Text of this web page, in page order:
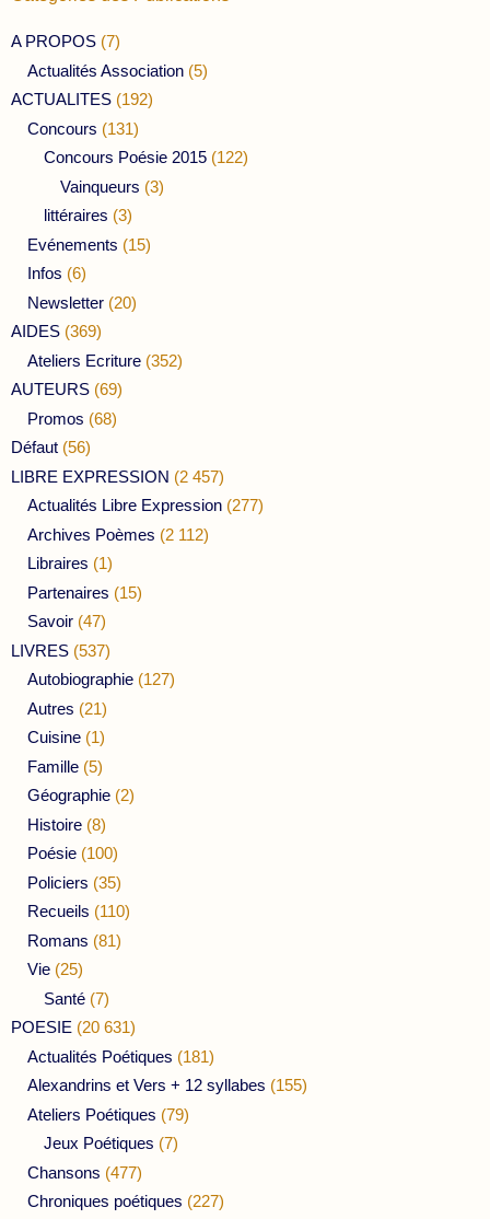
A PROPOS (7)
Actualités Association (5)
ACTUALITES (192)
Concours (131)
Concours Poésie 2015 (122)
Vainqueurs (3)
littéraires (3)
Evénements (15)
Infos (6)
Newsletter (20)
AIDES (369)
Ateliers Ecriture (352)
AUTEURS (69)
Promos (68)
Défaut (56)
LIBRE EXPRESSION (2 457)
Actualités Libre Expression (277)
Archives Poèmes (2 112)
Libraires (1)
Partenaires (15)
Savoir (47)
LIVRES (537)
Autobiographie (127)
Autres (21)
Cuisine (1)
Famille (5)
Géographie (2)
Histoire (8)
Poésie (100)
Policiers (35)
Recueils (110)
Romans (81)
Vie (25)
Santé (7)
POESIE (20 631)
Actualités Poétiques (181)
Alexandrins et Vers + 12 syllabes (155)
Ateliers Poétiques (79)
Jeux Poétiques (7)
Chansons (477)
Chroniques poétiques (227)